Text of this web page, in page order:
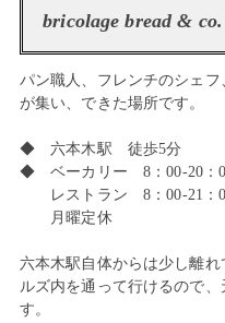
bricolage bread & co.
パン職人、フレンチのシェ
が集い、できた場所です。
◆ 六本木駅 徒歩5分
◆ ベーカリー 8：00-20：
レストラン 8：00-21：
月曜定休
六本木駅自体からは少し離
ルズ内を通って行けるので
す。